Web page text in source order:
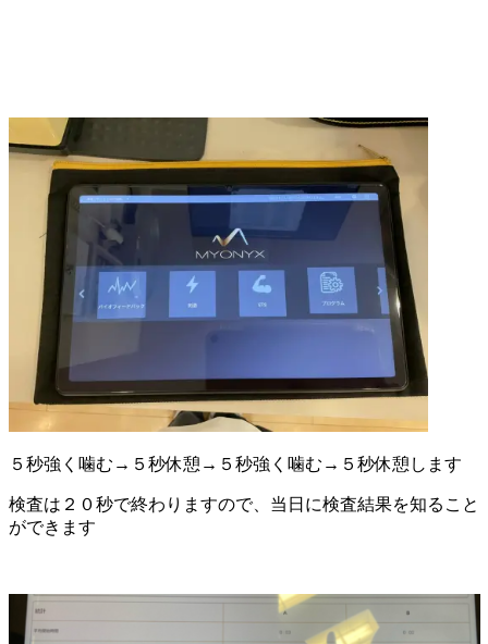
５秒強く噛む→５秒休憩→５秒強く噛む→５秒休憩します
検査は２０秒で終わりますので、当日に検査結果を知ること
ができます